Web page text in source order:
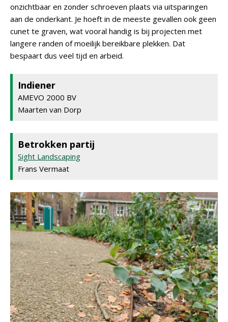
onzichtbaar en zonder schroeven plaats via uitsparingen
aan de onderkant. Je hoeft in de meeste gevallen ook geen
cunet te graven, wat vooral handig is bij projecten met
langere randen of moeilijk bereikbare plekken. Dat
bespaart dus veel tijd en arbeid.
Indiener
AMEVO 2000 BV
Maarten van Dorp
Betrokken partij
Sight Landscaping
Frans Vermaat